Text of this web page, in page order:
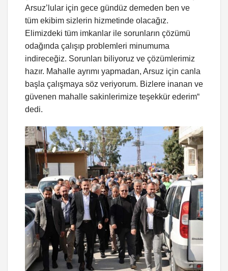
Arsuz’lular için gece gündüz demeden ben ve
tüm ekibim sizlerin hizmetinde olacağız.
Elimizdeki tüm imkanlar ile sorunların çözümü
odağında çalışıp problemleri minumuma
indireceğiz. Sorunları biliyoruz ve çözümlerimiz
hazır. Mahalle ayrımı yapmadan, Arsuz için canla
başla çalışmaya söz veriyorum. Bizlere inanan ve
güvenen mahalle sakinlerimize teşekkür ederim“
dedi.